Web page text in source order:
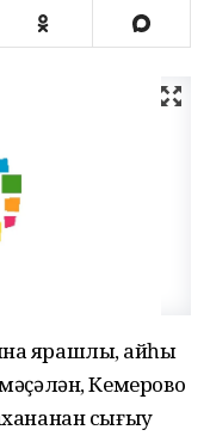
ярашлы, ҡайһы
Кемерово
сығыу